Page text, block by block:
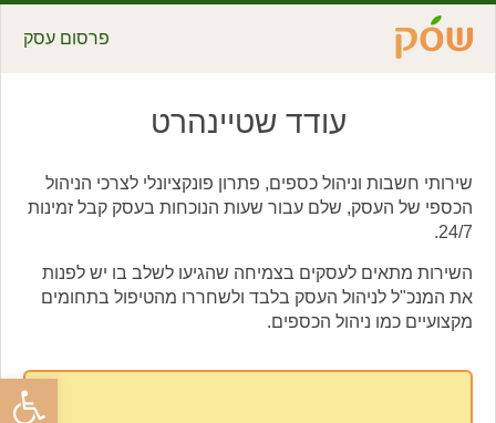
פתח
פרסום עסק
עודד שטיינהרט
שירותי חשבות וניהול כספים, פתרון פונקציונלי לצרכי הניהול
הכספי של העסק, שלם עבור שעות הנוכחות בעסק קבל זמינות
24/7.
השירות מתאים לעסקים בצמיחה שהגיעו לשלב בו יש לפנות
את המנכ"ל לניהול העסק בלבד ולשחררו מהטיפול בתחומים
מקצועיים כמו ניהול הכספים.